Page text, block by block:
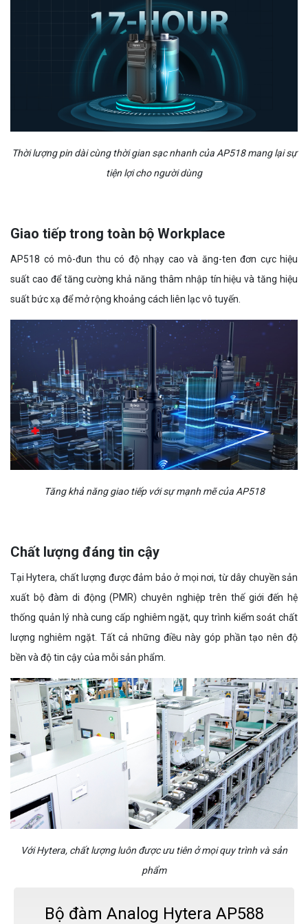
Thời lượng pin dài cùng thời gian sạc nhanh của AP518 mang lại sự
tiện lợi cho người dùng
Giao tiếp trong toàn bộ Workplace
AP518 có mô-đun thu có độ nhạy cao và ăng-ten đơn cực hiệu
suất cao để tăng cường khả năng thâm nhập tín hiệu và tăng hiệu
suất bức xạ để mở rộng khoảng cách liên lạc vô tuyến.
Tăng khả năng giao tiếp với sự mạnh mẽ của AP518
Chất lượng đáng tin cậy
Tại Hytera, chất lượng được đảm bảo ở mọi nơi, từ dây chuyền sản
xuất bộ đàm di động (PMR) chuyên nghiệp trên thế giới đến hệ
thống quản lý nhà cung cấp nghiêm ngặt, quy trình kiểm soát chất
lượng nghiêm ngặt. Tất cả những điều này góp phần tạo nên độ
bền và độ tin cậy của mỗi sản phẩm.
Với Hytera, chất lượng luôn được ưu tiên ở mọi quy trình và sản
phẩm
Bộ đàm Analog Hytera AP588